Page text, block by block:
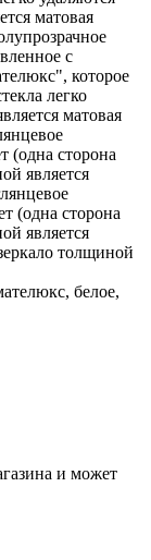
матовая
с
которое
легко
матовая
(одна сторона
является
(одна сторона
является
толщиной
белое,
и может